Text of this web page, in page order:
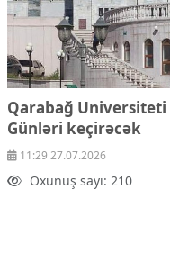
Qarabağ Universiteti
Günləri keçirəcək
11:29 27.07.2026
Oxunuş sayı: 210